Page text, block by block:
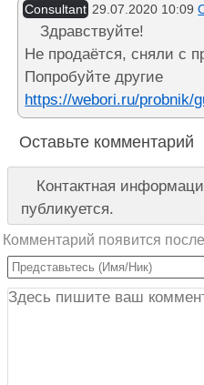
Consultant 29.07.2020 10:09
Здравствуйте!
Не продаётся, сняли с
Попробуйте другие
https://webori.ru/probnik/
Оставьте комментарий
Контактная
публикуется.
Комментарий появится